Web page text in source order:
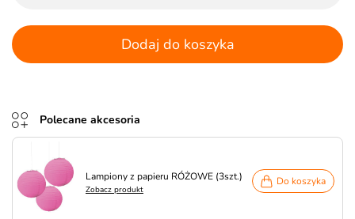
Dodaj do koszyka
Polecane akcesoria
Lampiony z papieru RÓŻOWE (3szt.)
Zobacz produkt
Do koszyka